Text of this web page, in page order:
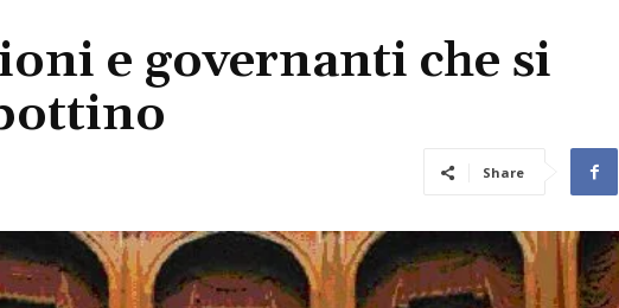
e governanti che si
Share